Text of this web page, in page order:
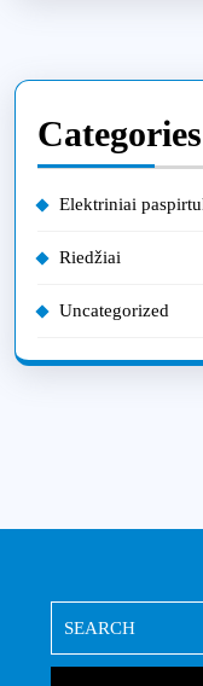
Categories
Elektriniai
Riedžiai
Uncategorized
for: